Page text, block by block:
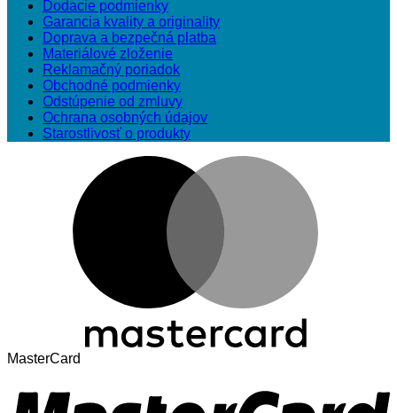
Dodacie podmienky
Garancia kvality a originality
Doprava a bezpečná platba
Materiálové zloženie
Reklamačný poriadok
Obchodné podmienky
Odstúpenie od zmluvy
Ochrana osobných údajov
Starostlivosť o produkty
MasterCard